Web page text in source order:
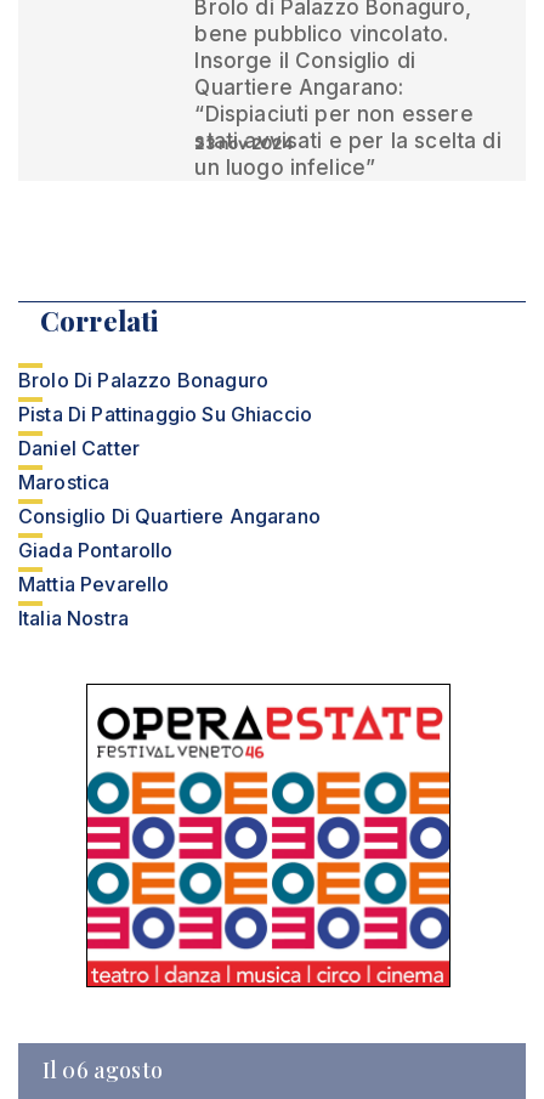
Brolo di Palazzo Bonaguro,
bene pubblico vincolato.
Insorge il Consiglio di
Quartiere Angarano:
“Dispiaciuti per non essere
stati avvisati e per la scelta di
un luogo infelice”
23 nov 2024
Correlati
Brolo Di Palazzo Bonaguro
Pista Di Pattinaggio Su Ghiaccio
Daniel Catter
Marostica
Consiglio Di Quartiere Angarano
Giada Pontarollo
Mattia Pevarello
Italia Nostra
Il 06 agosto